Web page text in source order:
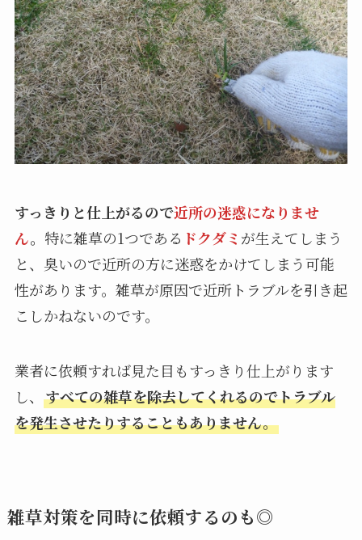
すっきりと仕上がるので近所の迷惑になりませ
ん。 特に雑草の1つである ドクダミ が生えてしまう
と、臭いので近所の方に迷惑をかけてしまう可能
性があります。雑草が原因で近所トラブルを引き起
こしかねないのです。
業者に依頼すれば見た目もすっきり仕上がります
し、 すべての雑草を除去してくれるのでトラブル
を発生させたりすることもありません。
雑草対策を同時に依頼するのも◎